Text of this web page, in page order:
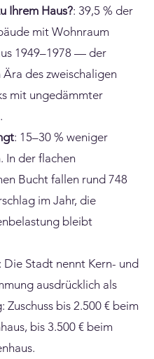
Ihrem Haus?: 39,5 % der
mit Wohnraum
1949–1978 — der
Ära des zweischaligen
mit ungedämmter
: 15–30 % weniger
In der flachen
Bucht fallen rund 748
im Jahr, die
bleibt
: Die Stadt nennt Kern- und
ausdrücklich als
Zuschuss bis 2.500 € beim
bis 3.500 € beim